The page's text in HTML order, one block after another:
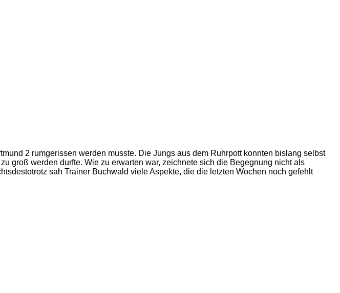
2 rumgerissen werden musste. Die Jungs aus dem Ruhrpott konnten bislang selbst
groß werden durfte. Wie zu erwarten war, zeichnete sich die Begegnung nicht als
sah Trainer Buchwald viele Aspekte, die die letzten Wochen noch gefehlt